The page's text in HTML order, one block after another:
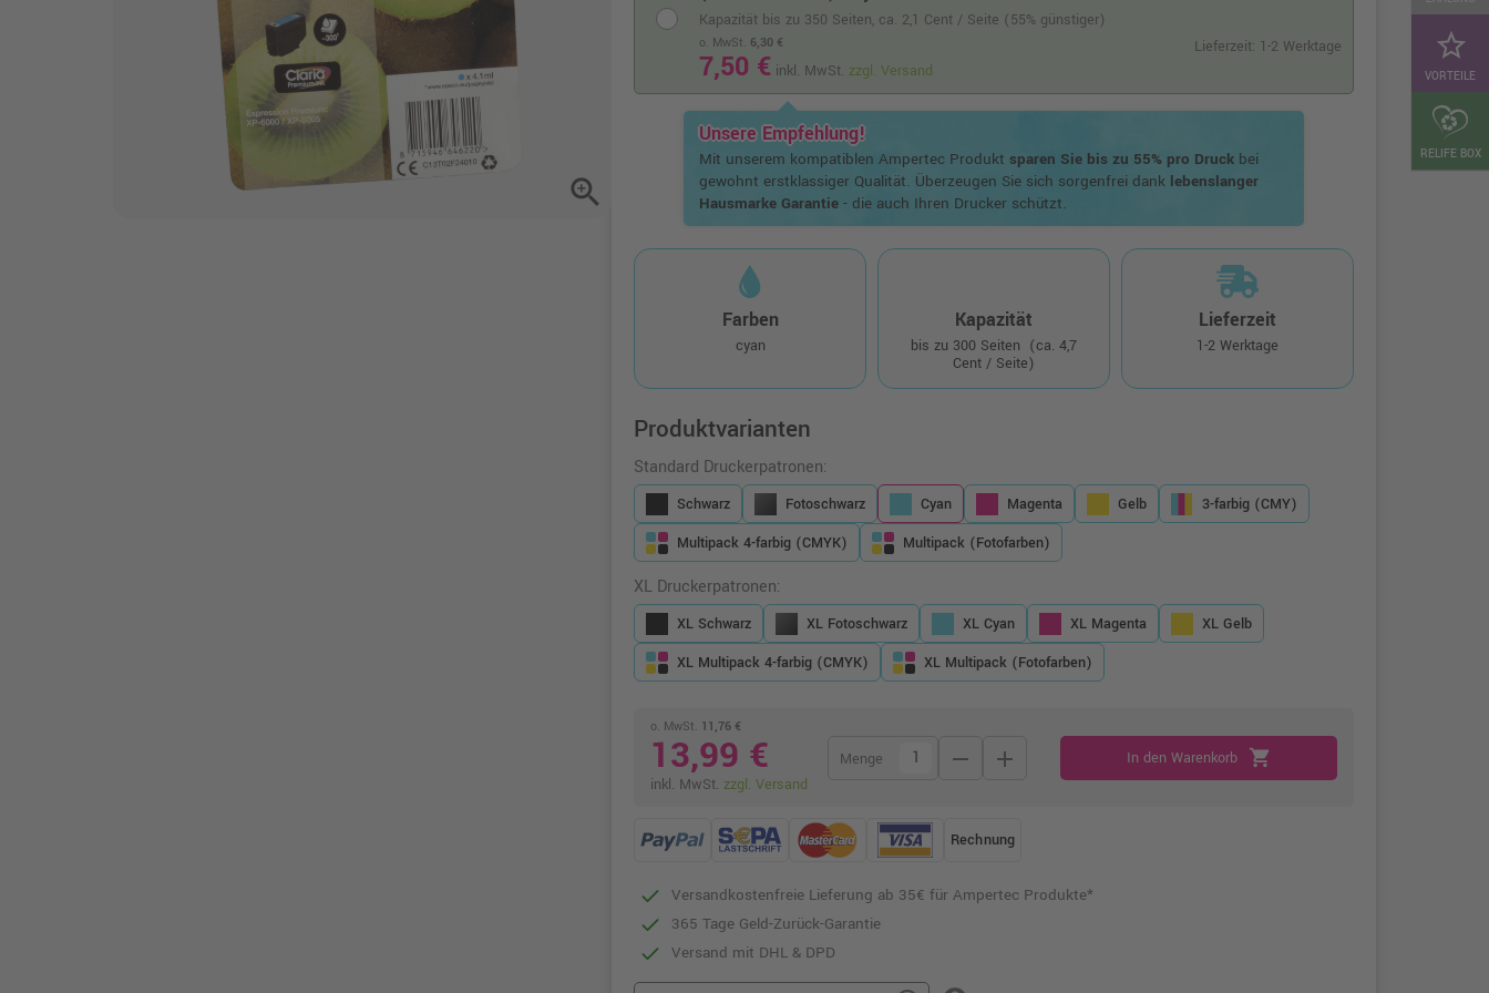
star_border
VORTEILE
RELIFE BOX
zoom_in
Kapazität bis zu 350 Seiten, ca. 2,1 Cent / Seite (55% günstiger)
o. MwSt. 6,30 €
7,50 € inkl. MwSt. zzgl. Versand
Lieferzeit: 1-2 Werktage
Unsere Empfehlung!
Mit unserem kompatiblen Ampertec Produkt sparen Sie bis zu 55% pro Druck bei
gewohnt erstklassiger Qualität. Überzeugen Sie sich sorgenfrei dank lebenslanger
Hausmarke Garantie - die auch Ihren Drucker schützt.
Farben
cyan
Kapazität
bis zu 300 Seiten (ca. 4,7
Cent / Seite)
Lieferzeit
1-2 Werktage
Produktvarianten
Standard Druckerpatronen:
Schwarz Fotoschwarz Cyan Magenta Gelb
3-farbig (CMY)
Multipack 4-farbig (CMYK)
Multipack (Fotofarben)
XL Druckerpatronen:
XL Schwarz XL Fotoschwarz XL Cyan XL Magenta
XL Gelb
XL Multipack 4-farbig (CMYK)
XL Multipack (Fotofarben)
o. MwSt. 11,76 €
13,99 €
inkl. MwSt. zzgl. Versand
Menge remove add In den Warenkorb shopping_cart
Rechnung
Versandkostenfreie Lieferung ab 35€ für Ampertec Produkte*
365 Tage Geld-Zurück-Garantie
Versand mit DHL & DPD